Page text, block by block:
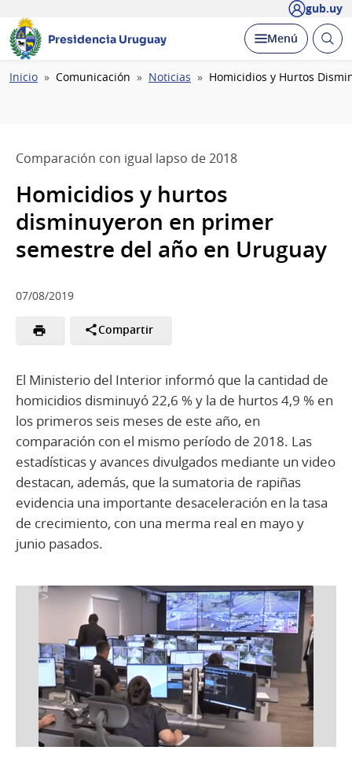
gub.uy
Presidencia Uruguay Desplegar
Menú Abrir
Ruta
Inicio Comunicación Noticias Homicidios y Hurtos
Comparación con igual lapso de 2018
Homicidios y hurtos
disminuyeron en primer
semestre del año en Uruguay
07/08/2019
Compartir
El Ministerio del Interior informó que la cantidad de
homicidios disminuyó 22,6 % y la de hurtos 4,9 % en
los primeros seis meses de este año, en
comparación con el mismo período de 2018. Las
estadísticas y avances divulgados mediante un video
destacan, además, que la sumatoria de rapiñas
evidencia una importante desaceleración en la tasa
de crecimiento, con una merma real en mayo y
junio pasados.